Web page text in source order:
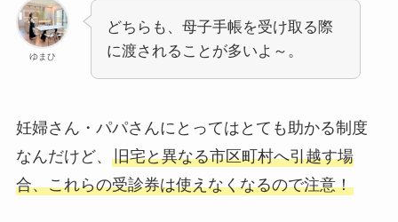
ゆまひ
どちらも、母子手帳を受け取る際
に渡されることが多いよ～。
妊婦さん・パパさんにとってはとても助かる制度
なんだけど、 旧宅と異なる市区町村へ引越す場
合、これらの受診券は使えなくなるので注意！